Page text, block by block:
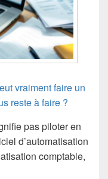
vraiment faire un
reste à faire ?
pas piloter en
d’automatisation
comptable,